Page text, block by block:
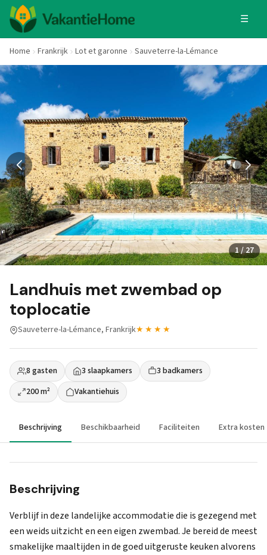
☰
Home Frankrijk Lot et garonne Sauveterre-la-Lémance
1 / 27
Landhuis met zwembad op
toplocatie
Sauveterre-la-Lémance, Frankrijk★★★★
8 gasten 3 slaapkamers
3 badkamers
200 m²
Vakantiehuis
Beschrijving Beschikbaarheid Faciliteiten Extra kosten
Beschrijving
Verblijf in deze landelijke accommodatie die is gezegend met
een weids uitzicht en een eigen zwembad. Je bereid de meest
smakelijke maaltijden in de goed uitgeruste keuken alvorens